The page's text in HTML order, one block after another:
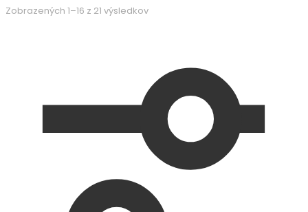
Zobrazených 1–16 z 21 výsledkov